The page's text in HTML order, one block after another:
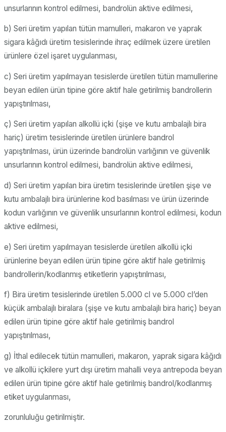
unsurlarının kontrol edilmesi, bandrolün aktive edilmesi,
b) Seri üretim yapılan tütün mamulleri, makaron ve yaprak
sigara kâğıdı üretim tesislerinde ihraç edilmek üzere üretilen
ürünlere özel işaret uygulanması,
c) Seri üretim yapılmayan tesislerde üretilen tütün mamullerine
beyan edilen ürün tipine göre aktif hale getirilmiş bandrollerin
yapıştırılması,
ç) Seri üretim yapılan alkollü içki (şişe ve kutu ambalajlı bira
hariç) üretim tesislerinde üretilen ürünlere bandrol
yapıştırılması, ürün üzerinde bandrolün varlığının ve güvenlik
unsurlarının kontrol edilmesi, bandrolün aktive edilmesi,
d) Seri üretim yapılan bira üretim tesislerinde üretilen şişe ve
kutu ambalajlı bira ürünlerine kod basılması ve ürün üzerinde
kodun varlığının ve güvenlik unsurlarının kontrol edilmesi, kodun
aktive edilmesi,
e) Seri üretim yapılmayan tesislerde üretilen alkollü içki
ürünlerine beyan edilen ürün tipine göre aktif hale getirilmiş
bandrollerin/kodlanmış etiketlerin yapıştırılması,
f) Bira üretim tesislerinde üretilen 5.000 cl ve 5.000 cl’den
küçük ambalajlı biralara (şişe ve kutu ambalajlı bira hariç) beyan
edilen ürün tipine göre aktif hale getirilmiş bandrol
yapıştırılması,
g) İthal edilecek tütün mamulleri, makaron, yaprak sigara kâğıdı
ve alkollü içkilere yurt dışı üretim mahalli veya antrepoda beyan
edilen ürün tipine göre aktif hale getirilmiş bandrol/kodlanmış
etiket uygulanması,
zorunluluğu getirilmiştir.